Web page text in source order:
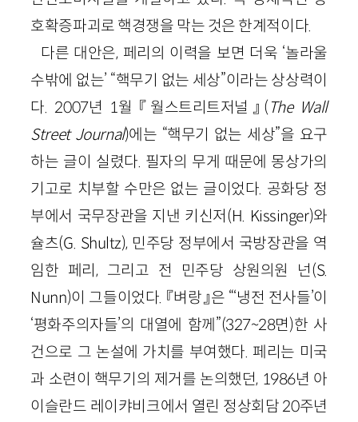
호확증파괴로 핵경쟁을 막는 것은 한계적이다.
다른 대안은, 페리의 이력을 보면 더욱 ‘놀라울
수밖에 없는’ “핵무기 없는 세상”이라는 상상력이
다. 2007년 1월 『월스트리트저널』( The Wall
Street Journal)에는 “핵무기 없는 세상”을 요구
하는 글이 실렸다. 필자의 무게 때문에 몽상가의
기고로 치부할 수만은 없는 글이었다. 공화당 정
부에서 국무장관을 지낸 키신저(H. Kissinger)와
슐츠(G. Shultz), 민주당 정부에서 국방장관을 역
임한 페리, 그리고 전 민주당 상원의원 넌(S.
Nunn)이 그들이었다. 『벼랑』은 “‘냉전 전사들’이
‘평화주의자들’의 대열에 함께”(327~28면)한 사
건으로 그 논설에 가치를 부여했다. 페리는 미국
과 소련이 핵무기의 제거를 논의했던, 1986년 아
이슬란드 레이캬비크에서 열린 정상회담 20주년